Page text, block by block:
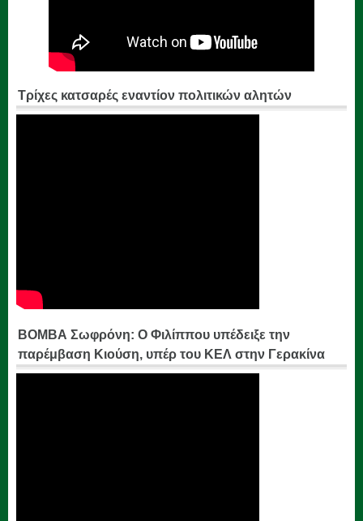
Τρίχες κατσαρές εναντίον πολιτικών αλητών
ΒΟΜΒΑ Σωφρόνη: Ο Φιλίππου υπέδειξε την
παρέμβαση Κιούση, υπέρ του ΚΕΛ στην Γερακίνα